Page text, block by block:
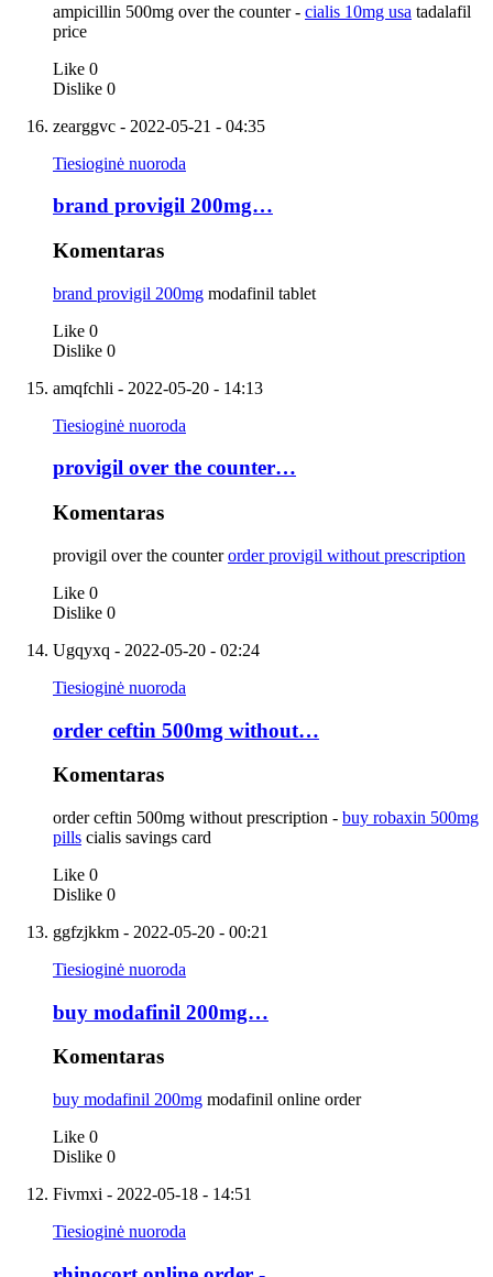
ampicillin 500mg over the counter - cialis 10mg usa tadalafil
price
Like 0
Dislike 0
zearggvc - 2022-05-21 - 04:35
Tiesioginė nuoroda
brand provigil 200mg…
Komentaras
brand provigil 200mg modafinil tablet
Like 0
Dislike 0
amqfchli - 2022-05-20 - 14:13
Tiesioginė nuoroda
provigil over the counter…
Komentaras
provigil over the counterorder provigil without prescription
Like 0
Dislike 0
Ugqyxq - 2022-05-20 - 02:24
Tiesioginė nuoroda
order ceftin 500mg without…
Komentaras
order ceftin 500mg without prescription - buy robaxin 500mg
pills cialis savings card
Like 0
Dislike 0
ggfzjkkm - 2022-05-20 - 00:21
Tiesioginė nuoroda
buy modafinil 200mg…
Komentaras
buy modafinil 200mg modafinil online order
Like 0
Dislike 0
Fivmxi - 2022-05-18 - 14:51
Tiesioginė nuoroda